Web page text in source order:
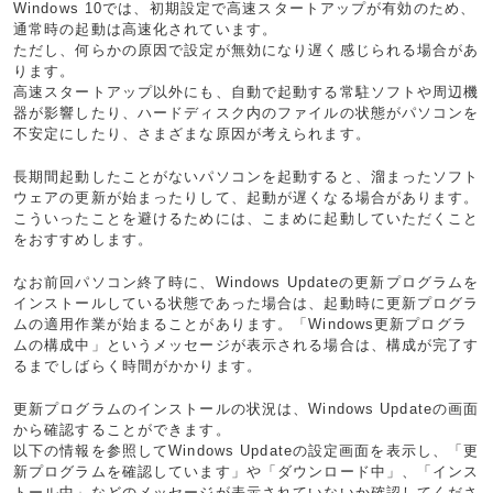
Windows 10では、初期設定で高速スタートアップが有効のため、
通常時の起動は高速化されています。
ただし、何らかの原因で設定が無効になり遅く感じられる場合があ
ります。
高速スタートアップ以外にも、自動で起動する常駐ソフトや周辺機
器が影響したり、ハードディスク内のファイルの状態がパソコンを
不安定にしたり、さまざまな原因が考えられます。
長期間起動したことがないパソコンを起動すると、溜まったソフト
ウェアの更新が始まったりして、起動が遅くなる場合があります。
こういったことを避けるためには、こまめに起動していただくこと
をおすすめします。
なお前回パソコン終了時に、Windows Updateの更新プログラムを
インストールしている状態であった場合は、起動時に更新プログラ
ムの適用作業が始まることがあります。「Windows更新プログラ
ムの構成中」というメッセージが表示される場合は、構成が完了す
るまでしばらく時間がかかります。
更新プログラムのインストールの状況は、Windows Updateの画面
から確認することができます。
以下の情報を参照してWindows Updateの設定画面を表示し、「更
新プログラムを確認しています」や「ダウンロード中」、「インス